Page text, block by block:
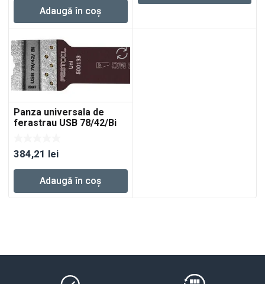
Adaugă în coș
Panza universala de
ferastrau USB 78/42/Bi
384,21 lei
Adaugă în coș